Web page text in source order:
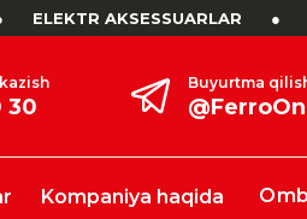
ELEKTR AKSESSUARLAR ●
30
Buyurtma
Kompaniya haqida